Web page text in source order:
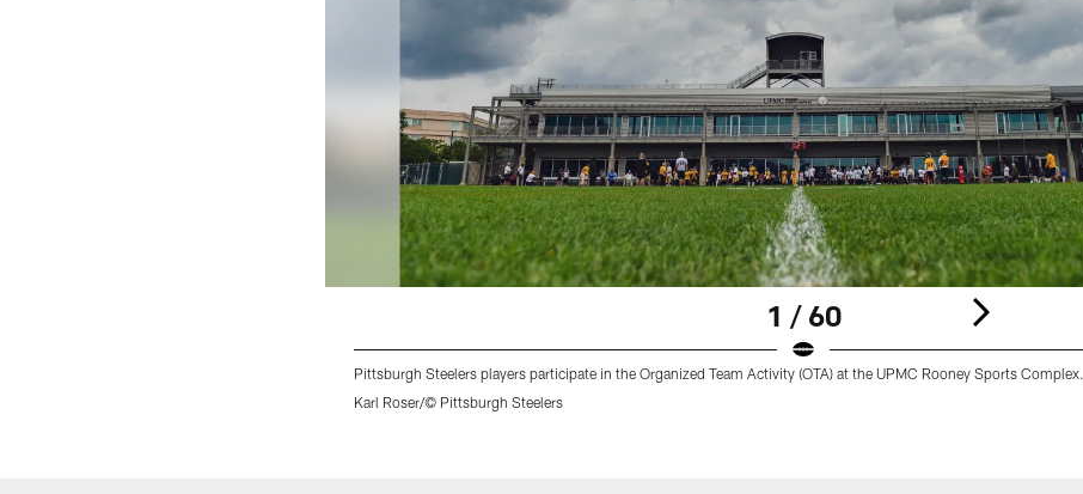
1 / 60
Pittsburgh Steelers players participate in the Organized Team Activity (OTA) at the UPMC Rooney Sports Complex.
Karl Roser/© Pittsburgh Steelers